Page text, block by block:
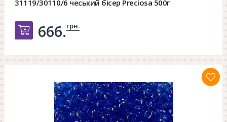
31119/30110/6 чеський бісер Preciosa 500г
Добавить в корзину
666.грн.